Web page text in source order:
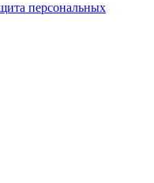
персональных